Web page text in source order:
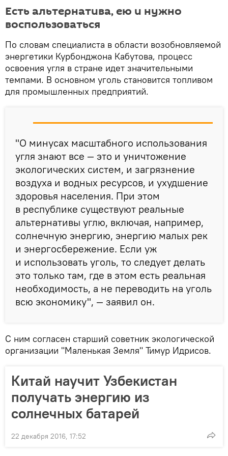
Есть альтернатива, ею и нужно
воспользоваться
По словам специалиста в области возобновляемой
энергетики Курбонджона Кабутова, процесс
освоения угля в стране идет значительными
темпами. В основном уголь становится топливом
для промышленных предприятий.
"О минусах масштабного использования
угля знают все — это и уничтожение
экологических систем, и загрязнение
воздуха и водных ресурсов, и ухудшение
здоровья населения. При этом
в республике существуют реальные
альтернативы углю, включая, например,
солнечную энергию, энергию малых рек
и энергосбережение. Если уж
и использовать уголь, то следует делать
это только там, где в этом есть реальная
необходимость, а не переводить на уголь
всю экономику", — заявил он.
С ним согласен старший советник экологической
организации "Маленькая Земля" Тимур Идрисов.
Китай научит Узбекистан
получать энергию из
солнечных батарей
22 декабря 2016, 17:52